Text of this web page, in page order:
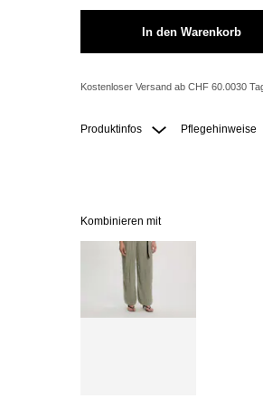
In den Warenkorb
Kostenloser Versand ab CHF 60.0030
Produktinfos Pflegehinweise
Kombinieren mit